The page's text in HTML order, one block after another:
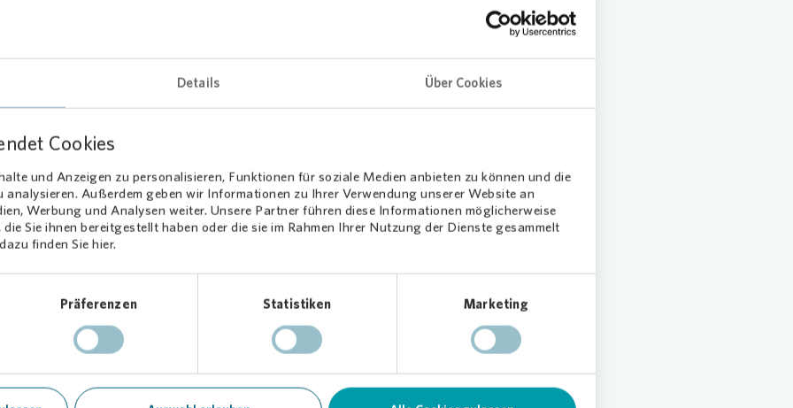
Details Über Cookies
Cookies
und Anzeigen zu personalisieren, Funktionen für soziale Medien anbieten zu können und die
Außerdem geben wir Informationen zu Ihrer Verwendung unserer Website an
Werbung und Analysen weiter. Unsere Partner führen diese Informationen möglicherweise
Sie ihnen bereitgestellt haben oder die sie im Rahmen Ihrer Nutzung der Dienste gesammelt
finden Sie hier.
Präferenzen Statistiken Marketing
Zuhause finden
Status Ihrer Anfrage online mitverfolgen
Persönliches Postfach mit allen Ihren Dokumenten vonVonoviaauf
einen Blick